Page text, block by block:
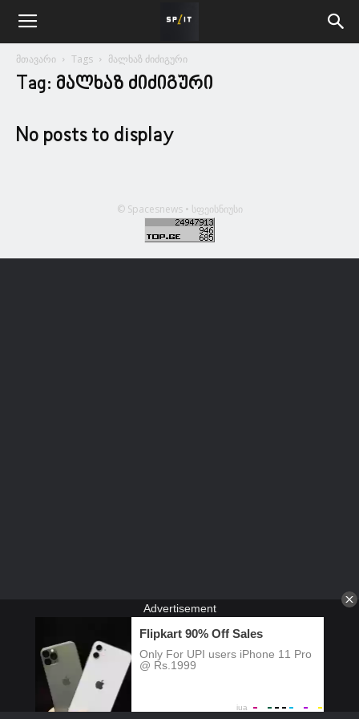
მთავარი Tags მალხაზ ძიძიგური
Tag: მალხაზ ძიძიგური
No posts to display
© Spacesnews • სფეისნიუსი